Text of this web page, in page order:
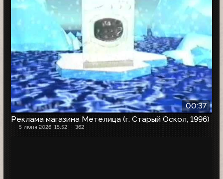
00:37
Реклама магазина Метелица (г. Старый Оскол, 1996)
5 июня 2026, 15:52 362